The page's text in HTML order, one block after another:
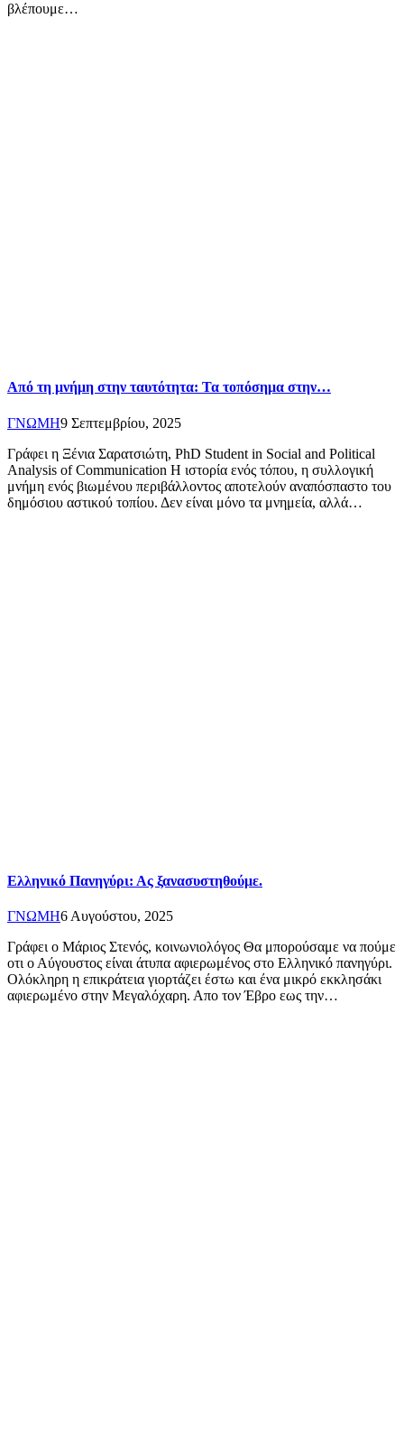
βλέπουμε…
Από τη μνήμη στην ταυτότητα: Τα τοπόσημα στην…
ΓΝΩΜΗ9 Σεπτεμβρίου, 2025
Γράφει η Ξένια Σαρατσιώτη, PhD Student in Social and Political
Analysis of Communication Η ιστορία ενός τόπου, η συλλογική
μνήμη ενός βιωμένου περιβάλλοντος αποτελούν αναπόσπαστο του
δημόσιου αστικού τοπίου. Δεν είναι μόνο τα μνημεία, αλλά…
Ελληνικό Πανηγύρι: Ας ξανασυστηθούμε.
ΓΝΩΜΗ6 Αυγούστου, 2025
Γράφει ο Μάριος Στενός, κοινωνιολόγος Θα μπορούσαμε να πούμε
οτι ο Αύγουστος είναι άτυπα αφιερωμένος στο Ελληνικό πανηγύρι.
Ολόκληρη η επικράτεια γιορτάζει έστω και ένα μικρό εκκλησάκι
αφιερωμένο στην Μεγαλόχαρη. Απο τον Έβρο εως την…